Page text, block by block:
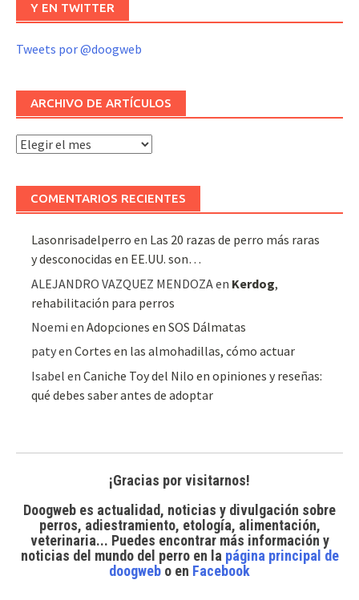
Y EN TWITTER
Tweets por @doogweb
ARCHIVO DE ARTÍCULOS
Archivo
artículos
COMENTARIOS RECIENTES
Lasonrisadelperro en Las 20 razas de perro más raras
y desconocidas en EE.UU. son…
ALEJANDRO VAZQUEZ MENDOZAen Kerdog,
rehabilitación para perros
Noemi enAdopciones en SOS Dálmatas
patyenCortes en las almohadillas, cómo actuar
Isabel enCaniche Toy del Nilo en opiniones y reseñas:
qué debes saber antes de adoptar
¡Gracias por visitarnos!
Doogweb es actualidad, noticias y divulgación sobre
perros, adiestramiento, etología, alimentación,
veterinaria... Puedes encontrar más información y
noticias del mundo del perroen la página principal de
doogweb o en Facebook